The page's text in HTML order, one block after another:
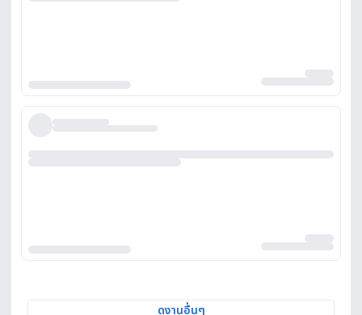
ดูงานอื่นๆ